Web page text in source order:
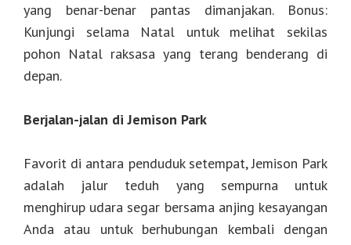
yang benar-benar pantas dimanjakan. Bonus:
Kunjungi selama Natal untuk melihat sekilas
pohon Natal raksasa yang terang benderang di
depan.
Berjalan-jalan di Jemison Park
Favorit di antara penduduk setempat, Jemison Park
adalah jalur teduh yang sempurna untuk
menghirup udara segar bersama anjing kesayangan
Anda atau untuk berhubungan kembali dengan